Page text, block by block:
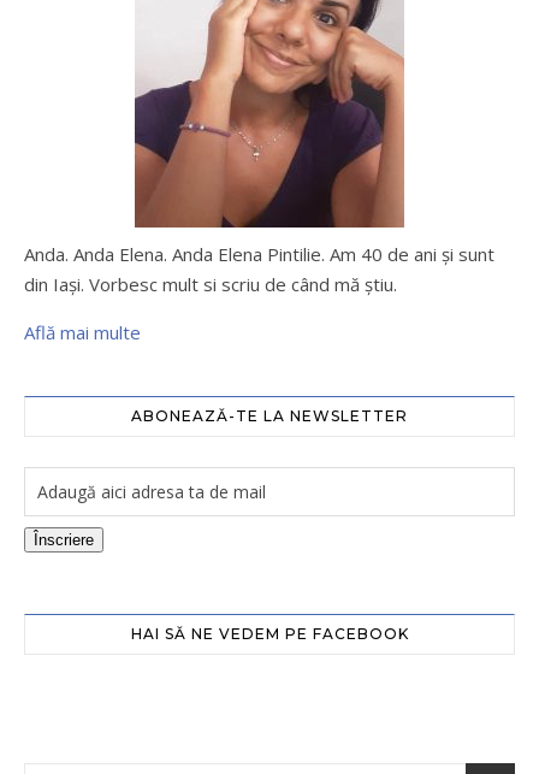
Anda. Anda Elena. Anda Elena Pintilie. Am 40 de ani şi sunt
din Iaşi. Vorbesc mult si scriu de când mă ştiu.
Află mai multe
ABONEAZĂ-TE LA NEWSLETTER
Înscriere
HAI SĂ NE VEDEM PE FACEBOOK